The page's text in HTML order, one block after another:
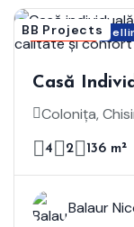
Featured
BB Projects
Casă
Colonița –
Colonița,
4 2 136 m²
Balaur